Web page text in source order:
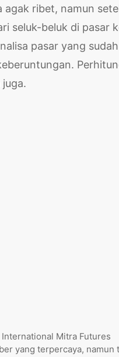
ribet, namun
seluk-beluk di pasar
pasar yang
Mitra Futures
yang terpercaya, namun